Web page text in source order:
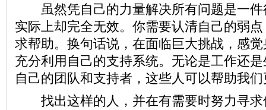
虽然凭自己的力量解决所有问题是一件
实际上却完全无效。你需要认清自己的弱
求帮助。换句话说，在面临巨大挑战，感
充分利用自己的支持系统。无论是工作还
自己的团队和支持者，这些人可以帮助我
找出这样的人，并在有需要时努力寻求